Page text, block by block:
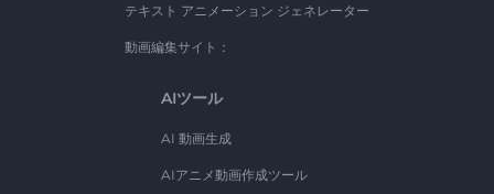
テキスト アニメーション ジェネレーター
動画編集サイト：
AIツール
AI 動画生成
AIアニメ動画作成ツール